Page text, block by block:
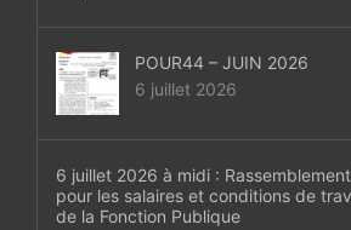
POUR44 – JUIN 2026
6 juillet 2026
6 juillet 2026 à midi :
pour les salaires et conditions de
de la Fonction Publique